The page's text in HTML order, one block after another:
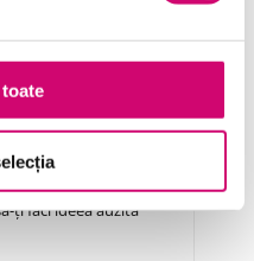
ți faci ideea auzită